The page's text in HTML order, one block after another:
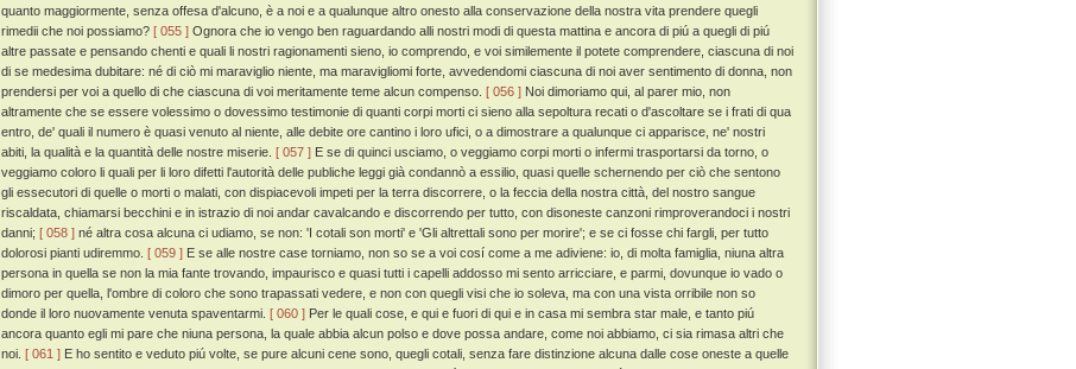
quanto maggiormente, senza offesa d'alcuno, è a noi e a qualunque altro onesto alla conservazione della nostra vita prendere quegli
rimedii che noi possiamo? [ 055 ] Ognora che io vengo ben raguardando alli nostri modi di questa mattina e ancora di piú a quegli di piú
altre passate e pensando chenti e quali li nostri ragionamenti sieno, io comprendo, e voi similemente il potete comprendere, ciascuna di noi
di se medesima dubitare: né di ciò mi maraviglio niente, ma maravigliomi forte, avvedendomi ciascuna di noi aver sentimento di donna, non
prendersi per voi a quello di che ciascuna di voi meritamente teme alcun compenso. [ 056 ] Noi dimoriamo qui, al parer mio, non
altramente che se essere volessimo o dovessimo testimonie di quanti corpi morti ci sieno alla sepoltura recati o d'ascoltare se i frati di qua
entro, de' quali il numero è quasi venuto al niente, alle debite ore cantino i loro ufici, o a dimostrare a qualunque ci apparisce, ne' nostri
abiti, la qualità e la quantità delle nostre miserie. [ 057 ] E se di quinci usciamo, o veggiamo corpi morti o infermi trasportarsi da torno, o
veggiamo coloro li quali per li loro difetti l'autorità delle publiche leggi già condannò a essilio, quasi quelle schernendo per ciò che sentono
gli essecutori di quelle o morti o malati, con dispiacevoli impeti per la terra discorrere, o la feccia della nostra città, del nostro sangue
riscaldata, chiamarsi becchini e in istrazio di noi andar cavalcando e discorrendo per tutto, con disoneste canzoni rimproverandoci i nostri
danni; [ 058 ] né altra cosa alcuna ci udiamo, se non: 'I cotali son morti' e 'Gli altrettali sono per morire'; e se ci fosse chi fargli, per tutto
dolorosi pianti udiremmo. [ 059 ] E se alle nostre case torniamo, non so se a voi cosí come a me adiviene: io, di molta famiglia, niuna altra
persona in quella se non la mia fante trovando, impaurisco e quasi tutti i capelli addosso mi sento arricciare, e parmi, dovunque io vado o
dimoro per quella, l'ombre di coloro che sono trapassati vedere, e non con quegli visi che io soleva, ma con una vista orribile non so
donde il loro nuovamente venuta spaventarmi. [ 060 ] Per le quali cose, e qui e fuori di qui e in casa mi sembra star male, e tanto piú
ancora quanto egli mi pare che niuna persona, la quale abbia alcun polso e dove possa andare, come noi abbiamo, ci sia rimasa altri che
noi. [ 061 ] E ho sentito e veduto piú volte, se pure alcuni cene sono, quegli cotali, senza fare distinzione alcuna dalle cose oneste a quelle